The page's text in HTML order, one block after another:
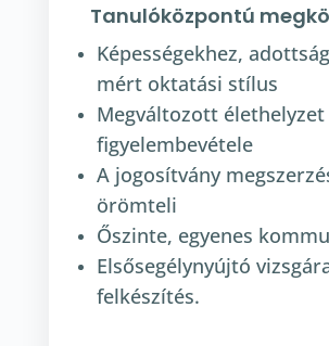
Tanulóközpontú
Képességekhez,
mért oktatási stílus
Megváltozott élethelyzet
figyelembevétele
A jogosítvány
örömteli
Őszinte, egyenes
Elsősegélynyújtó
felkészítés.